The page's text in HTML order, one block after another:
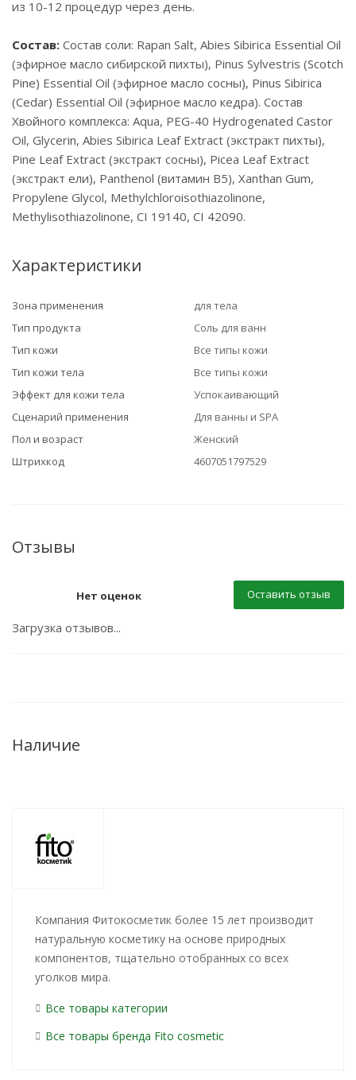
из 10-12 процедур через день.
Состав: Состав соли: Rapan Salt, Abies Sibirica Essential Oil
(эфирное масло сибирской пихты), Pinus Sylvestris (Scotch
Pine) Essential Oil (эфирное масло сосны), Pinus Sibirica
(Cedar) Essential Oil (эфирное масло кедра). Состав
Хвойного комплекса: Aqua, PEG-40 Hydrogenated Castor
Oil, Glycerin, Abies Sibirica Leaf Extract (экстракт пихты),
Pine Leaf Extract (экстракт сосны), Picea Leaf Extract
(экстракт ели), Panthenol (витамин В5), Xanthan Gum,
Propylene Glycol, Methylchloroisothiazolinone,
Methylisothiazolinone, CI 19140, CI 42090.
Характеристики
Зона применения
для тела
Тип продукта
Соль для ванн
Тип кожи
Все типы кожи
Тип кожи тела
Все типы кожи
Эффект для кожи тела
Успокаивающий
Сценарий применения
Для ванны и SPA
Пол и возраст
Женский
Штрихкод
4607051797529
Отзывы
Нет оценок Оставить отзыв
Загрузка отзывов...
Наличие
Компания Фитокосметик более 15 лет производит
натуральную косметику на основе природных
компонентов, тщательно отобранных со всех
уголков мира.
Все товары категории
Все товары бренда Fito сosmetic